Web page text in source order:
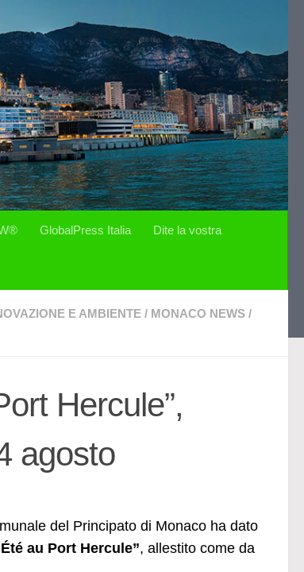
GlobalPress Italia Dite la vostra
E AMBIENTE / MONACO NEWS /
Hercule”,
agosto
del Principato di Monaco ha dato
au Port Hercule”, allestito come da